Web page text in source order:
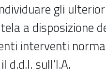
gli
a disposizione
interventi
d.d.l. sull’I.A.